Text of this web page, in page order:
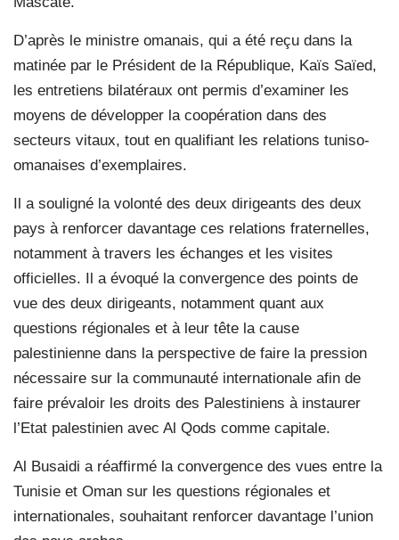
D’après le ministre omanais, qui a été reçu dans la
matinée par le Président de la République, Kaïs Saïed,
les entretiens bilatéraux ont permis d’examiner les
moyens de développer la coopération dans des
secteurs vitaux, tout en qualifiant les relations tuniso-
omanaises d’exemplaires.
Il a souligné la volonté des deux dirigeants des deux
pays à renforcer davantage ces relations fraternelles,
notamment à travers les échanges et les visites
officielles. Il a évoqué la convergence des points de
vue des deux dirigeants, notamment quant aux
questions régionales et à leur tête la cause
palestinienne dans la perspective de faire la pression
nécessaire sur la communauté internationale afin de
faire prévaloir les droits des Palestiniens à instaurer
l’Etat palestinien avec Al Qods comme capitale.
Al Busaidi a réaffirmé la convergence des vues entre la
Tunisie et Oman sur les questions régionales et
internationales, souhaitant renforcer davantage l’union